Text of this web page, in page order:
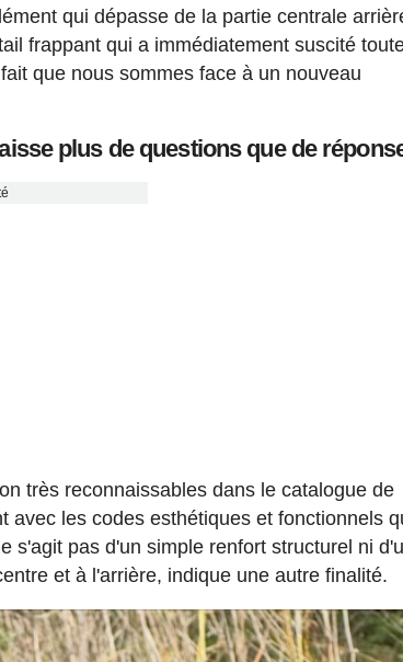
qui dépasse de la partie centrale
frappant qui a immédiatement suscité
que nous sommes face à un nouveau
plus de questions que de
très reconnaissables dans le catalogue de
avec les codes esthétiques et fonctionnels
s'agit pas d'un simple renfort structurel ni
et à l'arrière, indique une autre finalité.